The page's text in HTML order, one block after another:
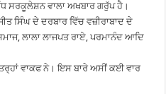
ਸਰਕੂਲੇਸ਼ਨ ਵਾਲਾ ਅਖਬਾਰ ਗਰੁੱਪ ਹੈ।
ਸਿੰਘ ਦੇ ਦਰਬਾਰ ਵਿੱਚ ਵਜ਼ੀਰਾਬਾਦ ਦੇ
ਲਾਲਾ ਲਾਜਪਤ ਰਾਏ, ਪਰਮਾਨੰਦ ਆਦਿ
ਵਾਕਫ ਨੇ। ਇਸ ਬਾਰੇ ਅਸੀਂ ਕਈ ਵਾਰ